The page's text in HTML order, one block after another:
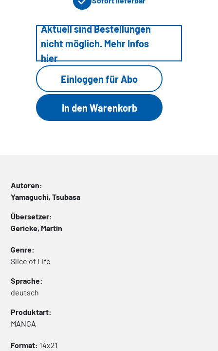
Aktuell sind Bestellungen
nicht möglich. Mehr Infos
hier
Einloggen für Abo
Autoren:
Yamaguchi, Tsubasa
Übersetzer:
Gericke, Martin
Genre:
Slice of Life
Sprache:
deutsch
Produktart:
MANGA
Format: 14x21